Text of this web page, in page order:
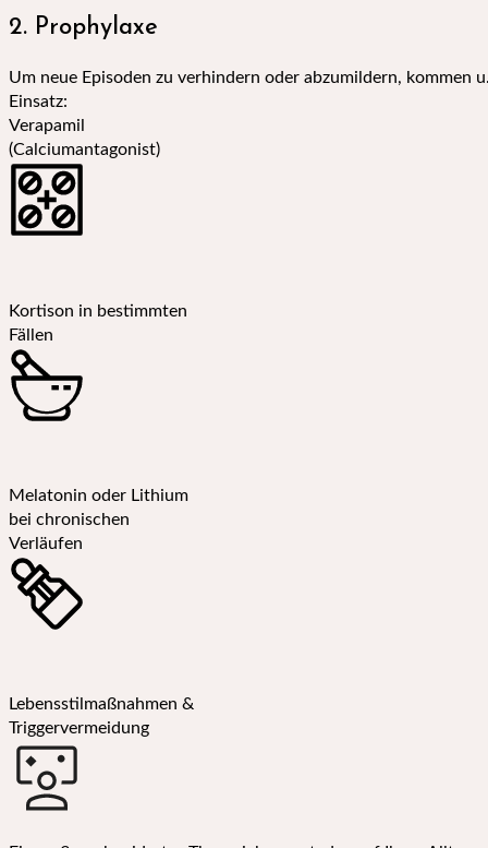
2. Prophylaxe
Um neue Episoden zu verhindern oder abzumildern, kommen
Einsatz:
Verapamil
(Calciumantagonist)
Kortison in bestimmten
Fällen
Melatonin oder Lithium
bei chronischen
Verläufen
Lebensstilmaßnahmen &
Triggervermeidung